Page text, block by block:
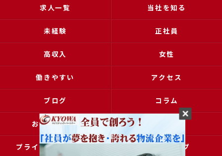
求人一覧 当社を知る
未経験 正社員
高収入 女性
働きやすい アクセス
ブログ コラム
お問い合わせ
プライバシーポリシー サイトマップ